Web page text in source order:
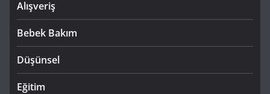
Alışveriş
Bebek Bakım
Düşünsel
Eğitim